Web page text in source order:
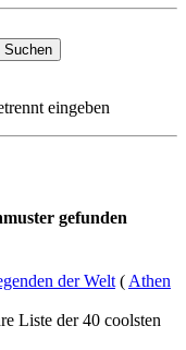
eingeben
gefunden
der Welt ( Athen
Liste der 40 coolsten